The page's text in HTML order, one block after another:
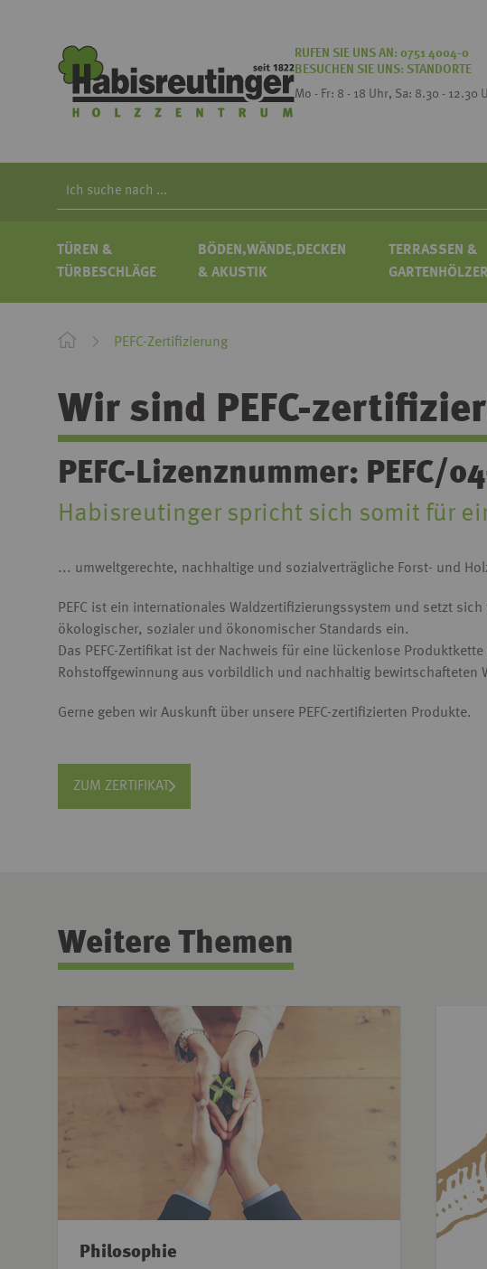
RUFEN SIE UNS AN: 0751 4004-0
BESUCHEN SIE UNS: STANDORTE
Mo - Fr: 8 - 18 Uhr, Sa: 8.30 - 12.30
Search
TÜREN &
TÜRBESCHLÄGE
BÖDEN,WÄNDE,DECKEN
& AKUSTIK
TERRASSEN &
GARTENHÖLZER
PEFC-Zertifizierung
Wir sind PEFC-
PEFC-Lizenznummer: PEFC/
Habisreutinger spricht sich somit für
... umweltgerechte, nachhaltige und sozialverträgliche Forst- und
PEFC ist ein internationales Waldzertifizierungssystem und setzt
ökologischer, sozialer und ökonomischer Standards ein.
Das PEFC-Zertifikat ist der Nachweis für eine lückenlose
Rohstoffgewinnung aus vorbildlich und nachhaltig bewirtschafteten
Gerne geben wir Auskunft über unsere PEFC-zertifizierten Produkte.
ZUM ZERTIFIKAT
Weitere Themen
Philosophie